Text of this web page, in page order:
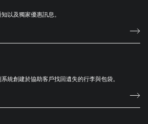
以及獨家優惠訊息。
統創建於協助客戶找回遺失的行李與包袋。